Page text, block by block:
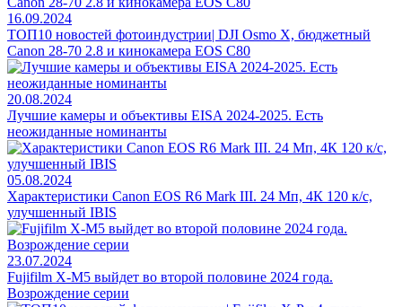
16.09.2024
ТОП10 новостей фотоиндустрии| DJI Osmo X, бюджетный
Canon 28-70 2.8 и кинокамера EOS C80
20.08.2024
Лучшие камеры и объективы EISA 2024-2025. Есть
неожиданные номинанты
05.08.2024
Характеристики Canon EOS R6 Mark III. 24 Мп, 4К 120 к/с,
улучшенный IBIS
23.07.2024
Fujifilm X-M5 выйдет во второй половине 2024 года.
Возрождение серии